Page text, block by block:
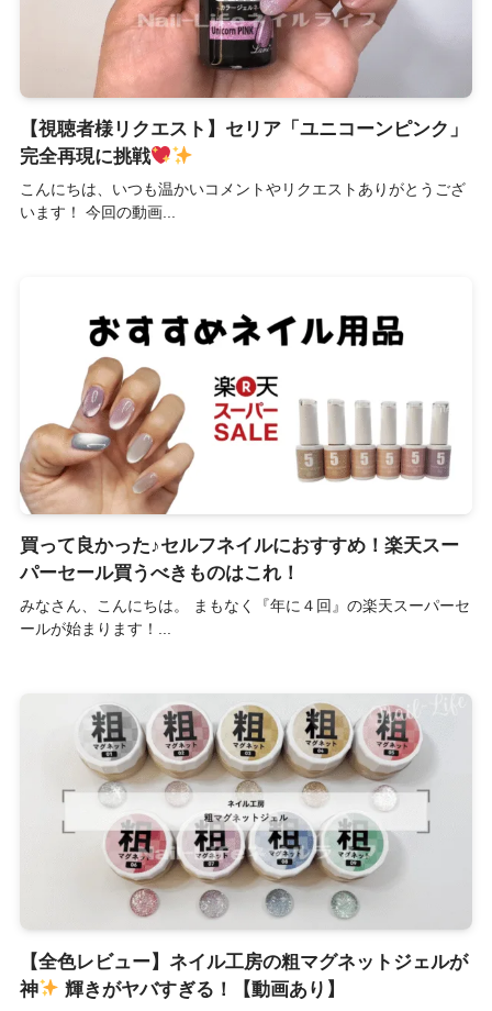
【視聴者様リクエスト】セリア「ユニコーンピンク」
完全再現に挑戦
こんにちは、いつも温かいコメントやリクエストありがとうござ
います！ 今回の動画...
買って良かった♪セルフネイルにおすすめ！楽天スー
パーセール買うべきものはこれ！
みなさん、こんにちは。 まもなく『年に４回』の楽天スーパーセ
ールが始まります！...
【全色レビュー】ネイル工房の粗マグネットジェルが
神
輝きがヤバすぎる！【動画あり】